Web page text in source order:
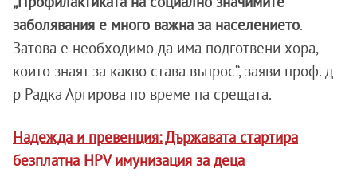
заболявания е много важна за населението.
Затова е необходимо да има подготвени хора,
които знаят за какво става въпрос“, заяви проф. д-
р Радка Аргирова по време на срещата.
Надежда и превенция: Държавата стартира
безплатна HPV имунизация за деца